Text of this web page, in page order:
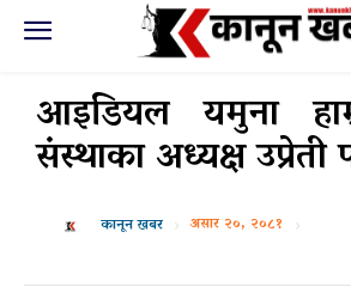
आइडियल यमुना
संस्थाका अध्यक्ष उप्रेती
कानून खबर असार २०, २०८१